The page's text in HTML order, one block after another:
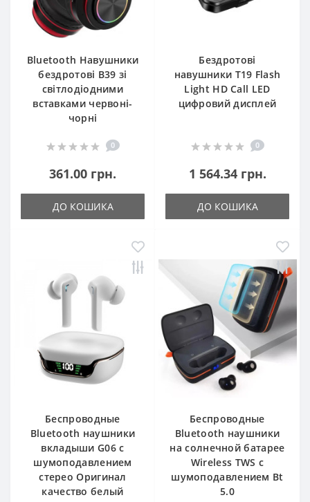
Bluetooth Навушники
бездротові B39 зі
світлодіодними
вставками червоні-
чорні
0
361.00 грн.
ДО КОШИКА
Бездротові
навушники T19 Flash
Light HD Call LED
цифровий дисплей
0
1 564.34 грн.
ДО КОШИКА
Беспроводные
Bluetooth наушники
вкладыши G06 с
шумоподавлением
стерео Оригинал
качество белый
Беспроводные
Bluetooth наушники
на солнечной батарее
Wireless TWS с
шумоподавлением Bt
5.0